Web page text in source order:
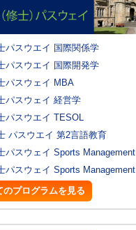
パスウエイ 国際関係学
パスウエイ 国際開発学
パスウェイ MBA
パスウェイ 経営学
パスウエイ TESOL
パスウエイ 第2言語教育
パスウェイ Sports Management
パスウェイ Sports Management
のプログラムを見る